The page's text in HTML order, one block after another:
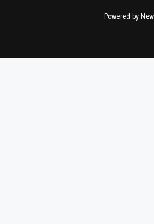
Powered by